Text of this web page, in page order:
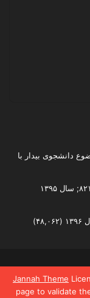
Jannah Theme
page to validate
دانشجوی بیدار با
(۴۸,۰۶۲)